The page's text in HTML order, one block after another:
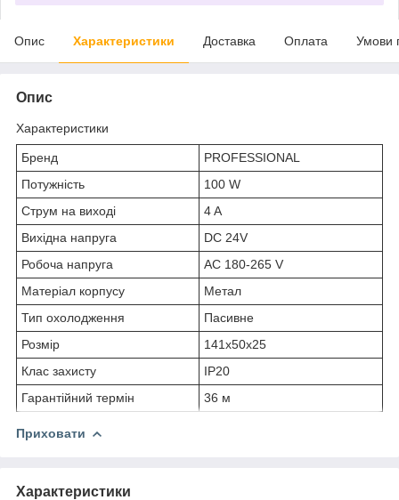
Опис Характеристики Доставка Оплата Умови
Опис
Характеристики
Бренд
PROFESSIONAL
Потужність
100 W
Струм на виході
4 A
Вихідна напруга
DC 24V
Робоча напруга
AC 180-265 V
Матеріал корпусу
Метал
Тип охолодження
Пасивне
Розмір
141x50x25
Клас захисту
IP20
Гарантійний термін
36 м
Приховати
Характеристики